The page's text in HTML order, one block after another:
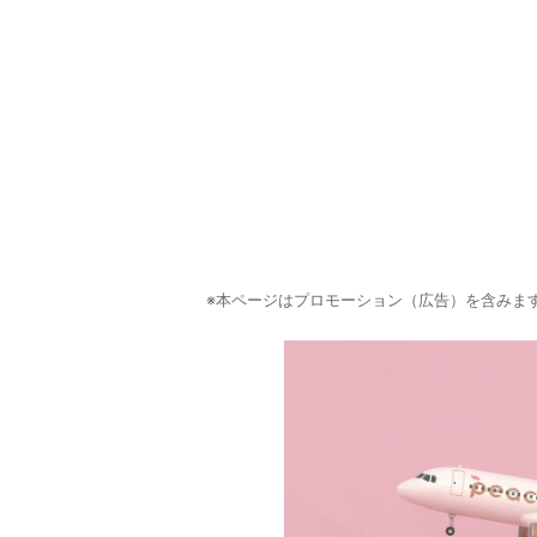
※本ページはプロモーション（広告）を含みま